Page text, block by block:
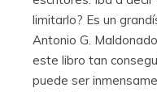
limitarlo? Es un
Antonio G.
este libro tan
puede ser